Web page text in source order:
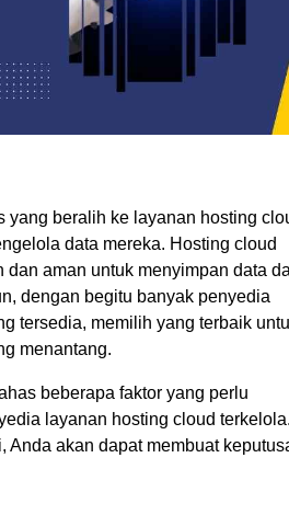
yang beralih ke layanan hosting
data mereka. Hosting cloud
aman untuk menyimpan data
dengan begitu banyak penyedia
tersedia, memilih yang terbaik
menantang.
beberapa faktor yang perlu
layanan hosting cloud terkelola.
Anda akan dapat membuat